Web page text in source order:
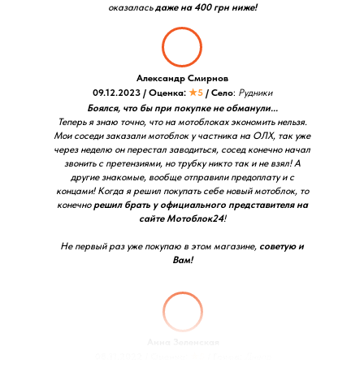
Боялся, что бы при покупке не обманули...
Теперь я знаю точно, что на мотоблоках экономить нельзя.
Мои соседи заказали мотоблок у частника на ОЛХ, так уже
через неделю он перестал заводиться, сосед конечно начал
звонить с претензиями, но трубку никто так и не взял! А
другие знакомые, вообще отправили предоплату и с
концами! Когда я решил покупать себе новый мотоблок, то
конечнорешил брать у официального представителя на
сайте Мотоблок24!
Не первый раз уже покупаю в этом магазине, советую и
Вам!
Александр Смирнов
09.12.2023 / Оценка: ★5 / Село: Рудники
оказаласьдаже на 400 грн ниже!